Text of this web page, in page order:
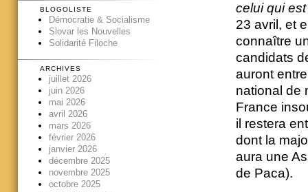
celui qui
23 avril, et
connaître
candidats
auront
national de
France
il restera
dont la
aura une
de Paca).
BLOGOLISTE
Démocratie & Socialisme
Slovar les Nouvelles
Solidarité Filoche
ARCHIVES
juillet 2026
juin 2026
mai 2026
avril 2026
mars 2026
février 2026
janvier 2026
décembre 2025
novembre 2025
octobre 2025